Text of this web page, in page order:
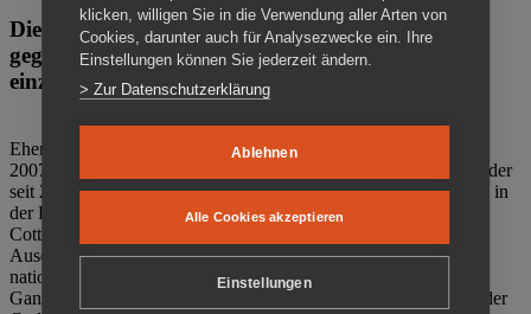
Die Gedenkstätte Zuchthaus Cottbus ist ein Ort
gegen das Vergessen. Anschaulich, nah und
einzigartig.
Ehemalige politische Häftlinge der DDR gründeten im Oktober
2007 den Verein Menschenrechtszentrum Cottbus e. V. (MRZ), der
seit 2011 Eigentümer des ehemaligen Gefängnisses (1860-2002) in
der Bautzener Straße und Träger der Gedenkstätte Zuchthaus
Cottbus ist. Im Zentrum der Arbeit der Gedenkstätte steht die
Auseinandersetzung mit politischem Unrecht während der
nationalsozialistischen Terrorherrschaft und der SED-Diktatur.
Ganzjährig zeigen mehrere Dauer- und Sonderausstellungen in der
klicken, willigen Sie in die Verwendung aller Arten von
Cookies, darunter auch für Analysezwecke ein. Ihre
Einstellungen können Sie jederzeit ändern.
> Zur Datenschutzerklärung
Ablehnen
Alle Cookies akzeptieren
Einstellungen